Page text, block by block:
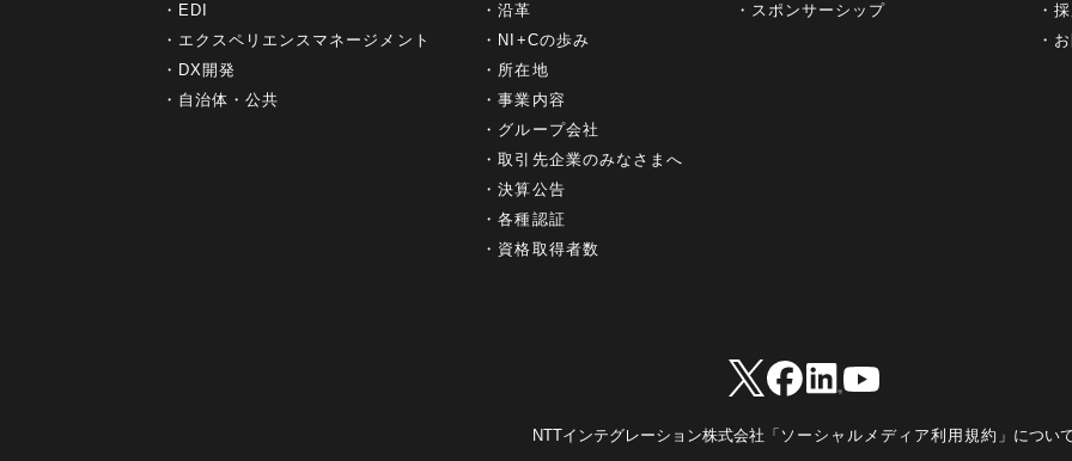
EDI
エクスペリエンスマネージメント
DX開発
自治体・公共
沿革
NI+Cの歩み
所在地
事業内容
グループ会社
取引先企業のみなさまへ
決算公告
各種認証
資格取得者数
スポンサーシップ
NTTインテグレーション株式会社「 ソーシャルメディア利用規約 」につい